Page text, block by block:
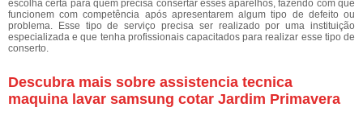
escolha certa para quem precisa consertar esses aparelhos, fazendo com que
funcionem com competência após apresentarem algum tipo de defeito ou
problema. Esse tipo de serviço precisa ser realizado por uma instituição
especializada e que tenha profissionais capacitados para realizar esse tipo de
conserto.
Descubra mais sobre assistencia tecnica
maquina lavar samsung cotar Jardim Primavera